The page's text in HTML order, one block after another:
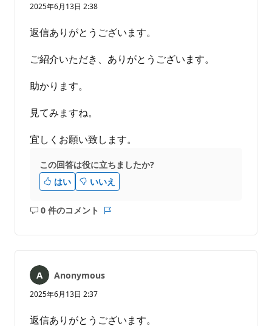
2025年6月13日 2:38
返信ありがとうございます。
ご紹介いただき、ありがとうございます。
助かります。
見てみますね。
宜しくお願い致します。
この回答は役に立ちましたか?
はい
いいえ
0 件のコメント
コ
ト
あ
り
せ
ト
Anonymous
2025年6月13日 2:37
返信ありがとうございます。